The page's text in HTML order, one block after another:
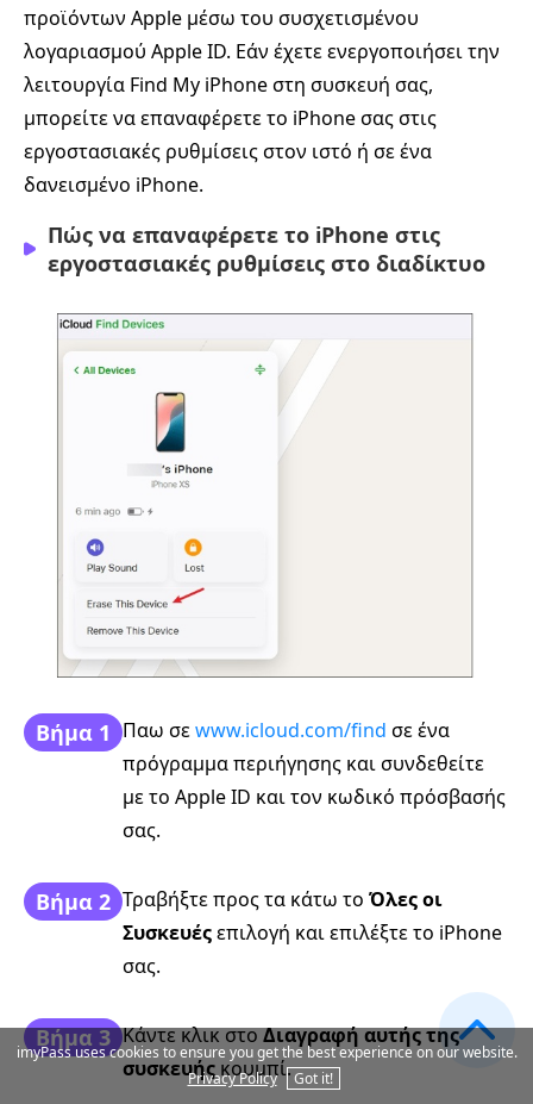
προϊόντων Apple μέσω του συσχετισμένου
λογαριασμού Apple ID. Εάν έχετε ενεργοποιήσει την
λειτουργία Find My iPhone στη συσκευή σας,
μπορείτε να επαναφέρετε το iPhone σας στις
εργοστασιακές ρυθμίσεις στον ιστό ή σε ένα
δανεισμένο iPhone.
Πώς να επαναφέρετε το iPhone στις
εργοστασιακές ρυθμίσεις στο διαδίκτυο
Βήμα 1 Παω σεwww.icloud.com/find σε ένα
πρόγραμμα περιήγησης και συνδεθείτε
με το Apple ID και τον κωδικό πρόσβασής
σας.
Βήμα 2 Τραβήξτε προς τα κάτω το Όλες οι
Συσκευέςεπιλογή και επιλέξτε το iPhone
σας.
Βήμα 3 Κάντε κλικ στοΔιαγραφή αυτής της
συσκευής κουμπί.
imyPass uses cookies to ensure you get the best experience on our website.
Privacy Policy
Got it!